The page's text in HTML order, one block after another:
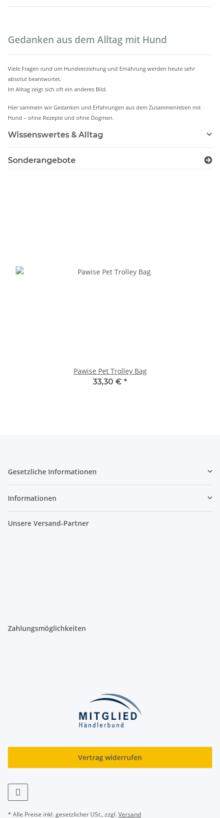
Gedanken aus dem Alltag mit Hund
Viele Fragen rund um Hundeerziehung und Ernährung werden heute sehr
absolut beantwortet.
Im Alltag zeigt sich oft ein anderes Bild.
Hier sammeln wir Gedanken und Erfahrungen aus dem Zusammenleben mit
Hund – ohne Rezepte und ohne Dogmen.
Wissenswertes & Alltag
Sonderangebote
Pawise Pet Trolley Bag
33,30 € *
Gesetzliche Informationen
Informationen
Unsere Versand-Partner
Zahlungsmöglichkeiten
Vertrag widerrufen
* Alle Preise inkl. gesetzlicher USt., zzgl.Versand